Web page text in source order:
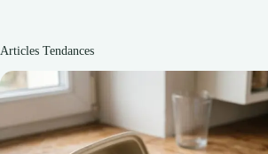
Articles Tendances